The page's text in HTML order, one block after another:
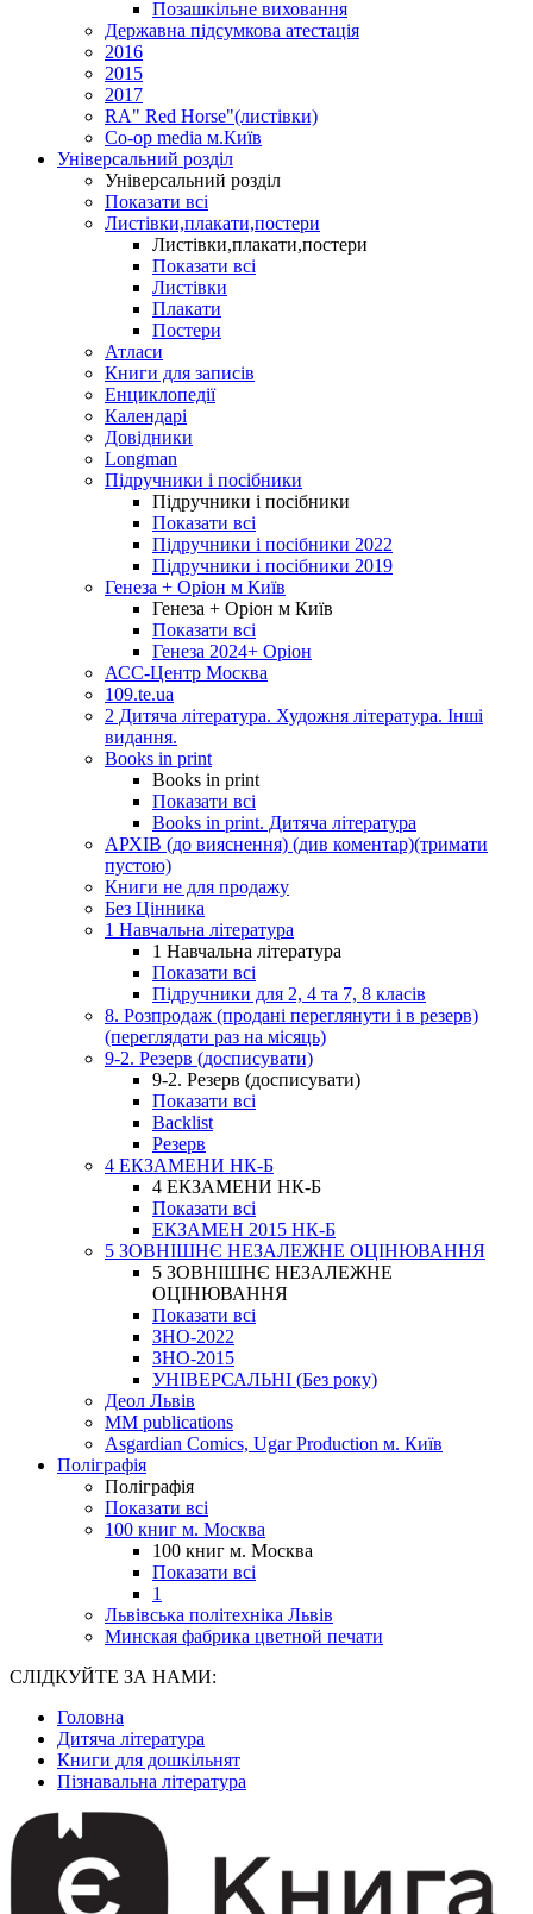
Позашкільне виховання
Державна підсумкова атестація
2016
2015
2017
RA" Red Horse"(листівки)
Co-op media м.Київ
Універсальний розділ
Універсальний розділ
Показати всі
Листівки,плакати,постери
Листівки,плакати,постери
Показати всі
Листівки
Плакати
Постери
Атласи
Книги для записів
Енциклопедії
Календарі
Довідники
Longman
Підручники і посібники
Підручники і посібники
Показати всі
Підручники і посібники 2022
Підручники і посібники 2019
Генеза + Оріон м Київ
Генеза + Оріон м Київ
Показати всі
Генеза 2024+ Оріон
АСС-Центр Москва
109.te.ua
2 Дитяча література. Художня література. Інші
видання.
Books in print
Books in print
Показати всі
Books in print. Дитяча література
АРХІВ (до вияснення) (див коментар)(тримати
пустою)
Книги не для продажу
Без Цінника
1 Навчальна література
1 Навчальна література
Показати всі
Підручники для 2, 4 та 7, 8 класів
8. Розпродаж (продані переглянути і в резерв)
(переглядати раз на місяць)
9-2. Резерв (досписувати)
9-2. Резерв (досписувати)
Показати всі
Backlist
Резерв
4 ЕКЗАМЕНИ НК-Б
4 ЕКЗАМЕНИ НК-Б
Показати всі
ЕКЗАМЕН 2015 НК-Б
5 ЗОВНІШНЄ НЕЗАЛЕЖНЕ ОЦІНЮВАННЯ
5 ЗОВНІШНЄ НЕЗАЛЕЖНЕ
ОЦІНЮВАННЯ
Показати всі
ЗНО-2022
ЗНО-2015
УНІВЕРСАЛЬНІ (Без року)
Деол Львів
MM publications
Asgardian Comics, Ugar Production м. Київ
Поліграфія
Поліграфія
Показати всі
100 книг м. Москва
100 книг м. Москва
Показати всі
1
Львівська політехніка Львів
Минская фабрика цветной печати
СЛІДКУЙТЕ ЗА НАМИ:
Головна
Дитяча література
Книги для дошкільнят
Пізнавальна література